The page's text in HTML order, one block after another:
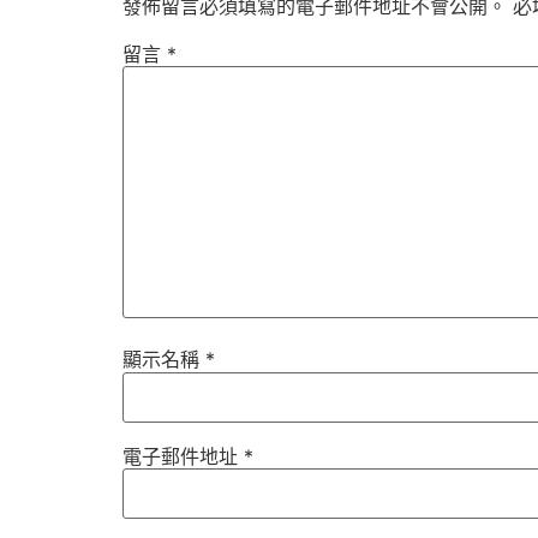
發佈留言必須填寫的電子郵件地址不會公開。 必
留言 *
顯示名稱 *
電子郵件地址 *